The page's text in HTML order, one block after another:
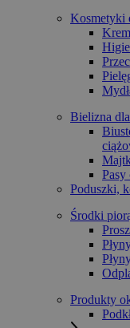
Kosmetyki
Bielizna
Poduszki,
Środki
Produkty